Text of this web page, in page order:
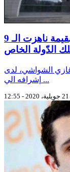
أملاك التجمع المنحل.. إحالة 63 عقارا بقيمة ناهزت الـ 9
الدّولة الخاص
غازي الشواشي، لدى
إشرافه الي ...